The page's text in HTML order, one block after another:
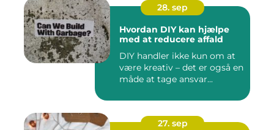
28. sep
Hvordan DIY kan hjælpe
med at reducere affald
DIY handler ikke kun om at
være kreativ – det er også en
måde at tage ansvar...
27. sep